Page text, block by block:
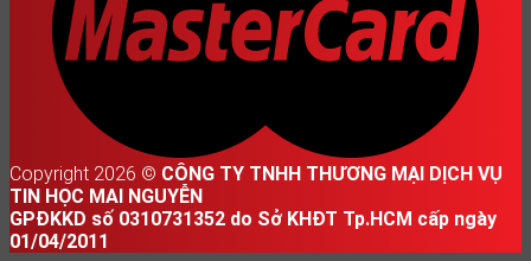
Copyright 2026 © CÔNG TY TNHH THƯƠNG MẠI DỊCH VỤ
TIN HỌC MAI NGUYỄN
GPĐKKD số 0310731352 do Sở KHĐT Tp.HCM cấp ngày
01/04/2011